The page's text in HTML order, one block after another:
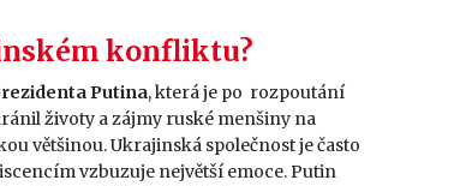
konfliktu?
Putina, která je po rozpoutání
životy a zájmy ruské menšiny na
většinou. Ukrajinská společnost je často
vzbuzuje největší emoce. Putin